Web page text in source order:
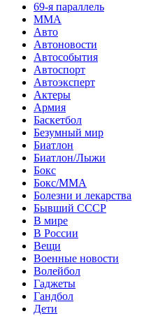
69-я параллель
MMA
Авто
Автоновости
Автособытия
Автоспорт
Автоэксперт
Актеры
Армия
Баскетбол
Безумный мир
Биатлон
Биатлон/Лыжи
Бокс
Бокс/MMA
Болезни и лекарства
Бывший СССР
В мире
В России
Вещи
Военные новости
Волейбол
Гаджеты
Гандбол
Дети